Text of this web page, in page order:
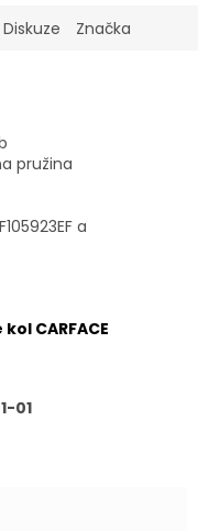
Diskuze Značka
pružina
a
CARFACE
01